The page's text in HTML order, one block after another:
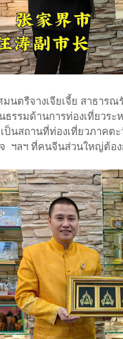
นตรีจางเจียเจี้ย สาธาร
รมด้านการท่องเที่ยวระ
ป็นสถานที่ท่องเที่ยวภาคต
ฯลฯ ที่คนจีนส่วนใหญ่ต้อ